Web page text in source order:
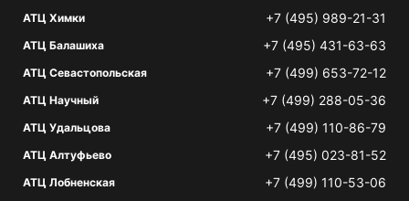
АТЦ Химки +7 (495) 989-21-31
АТЦ Балашиха +7 (495) 431-63-63
АТЦ Севастопольская +7 (499) 653-72-12
АТЦ Научный +7 (499) 288-05-36
АТЦ Удальцова +7 (499) 110-86-79
АТЦ Алтуфьево +7 (495) 023-81-52
АТЦ Лобненская +7 (499) 110-53-06